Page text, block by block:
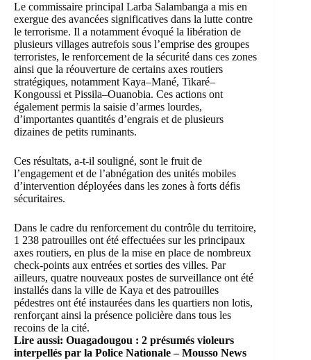
Le commissaire principal Larba Salambanga a mis en
exergue des avancées significatives dans la lutte contre
le terrorisme. Il a notamment évoqué la libération de
plusieurs villages autrefois sous l’emprise des groupes
terroristes, le renforcement de la sécurité dans ces zones
ainsi que la réouverture de certains axes routiers
stratégiques, notamment Kaya–Mané, Tikaré–
Kongoussi et Pissila–Ouanobia. Ces actions ont
également permis la saisie d’armes lourdes,
d’importantes quantités d’engrais et de plusieurs
dizaines de petits ruminants.
Ces résultats, a-t-il souligné, sont le fruit de
l’engagement et de l’abnégation des unités mobiles
d’intervention déployées dans les zones à forts défis
sécuritaires.
Dans le cadre du renforcement du contrôle du territoire,
1 238 patrouilles ont été effectuées sur les principaux
axes routiers, en plus de la mise en place de nombreux
check-points aux entrées et sorties des villes. Par
ailleurs, quatre nouveaux postes de surveillance ont été
installés dans la ville de Kaya et des patrouilles
pédestres ont été instaurées dans les quartiers non lotis,
renforçant ainsi la présence policière dans tous les
recoins de la cité.
Lire aussi: Ouagadougou : 2 présumés violeurs
interpellés par la Police Nationale – Mousso News